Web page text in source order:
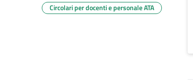
Circolari per docenti e personale ATA